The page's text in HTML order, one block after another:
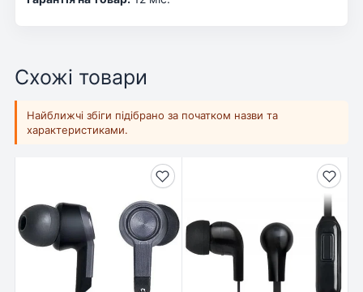
Схожі товари
Найближчі збіги підібрано за початком назви та
характеристиками.